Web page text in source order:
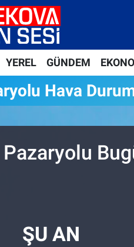
YEREL GÜNDEM
Hava
Pazaryolu
ŞU AN
Haritası